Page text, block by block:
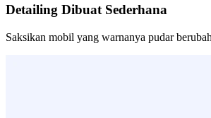
Detailing Dibuat Sederhana
Saksikan mobil yang warnanya pudar